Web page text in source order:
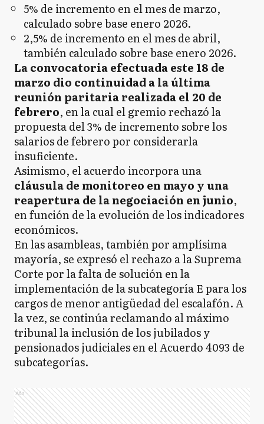
5% de incremento en el mes de marzo,
calculado sobre base enero 2026.
2,5% de incremento en el mes de abril,
también calculado sobre base enero 2026.
La convocatoria efectuada este 18 de
marzo dio continuidad a la última
reunión paritaria realizada el 20 de
febrero, en la cual el gremio rechazó la
propuesta del 3% de incremento sobre los
salarios de febrero por considerarla
insuficiente.
Asimismo, el acuerdo incorpora una
cláusula de monitoreo en mayo y una
reapertura de la negociación en junio,
en función de la evolución de los indicadores
económicos.
En las asambleas, también por amplísima
mayoría, se expresó el rechazo a la Suprema
Corte por la falta de solución en la
implementación de la subcategoría E para los
cargos de menor antigüedad del escalafón. A
la vez, se continúa reclamando al máximo
tribunal la inclusión de los jubilados y
pensionados judiciales en el Acuerdo 4093 de
subcategorías.
Ads